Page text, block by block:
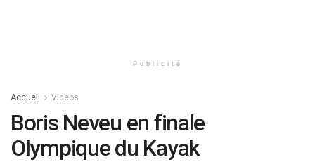
Publicité
Accueil Videos
Boris Neveu en finale
Olympique du Kayak